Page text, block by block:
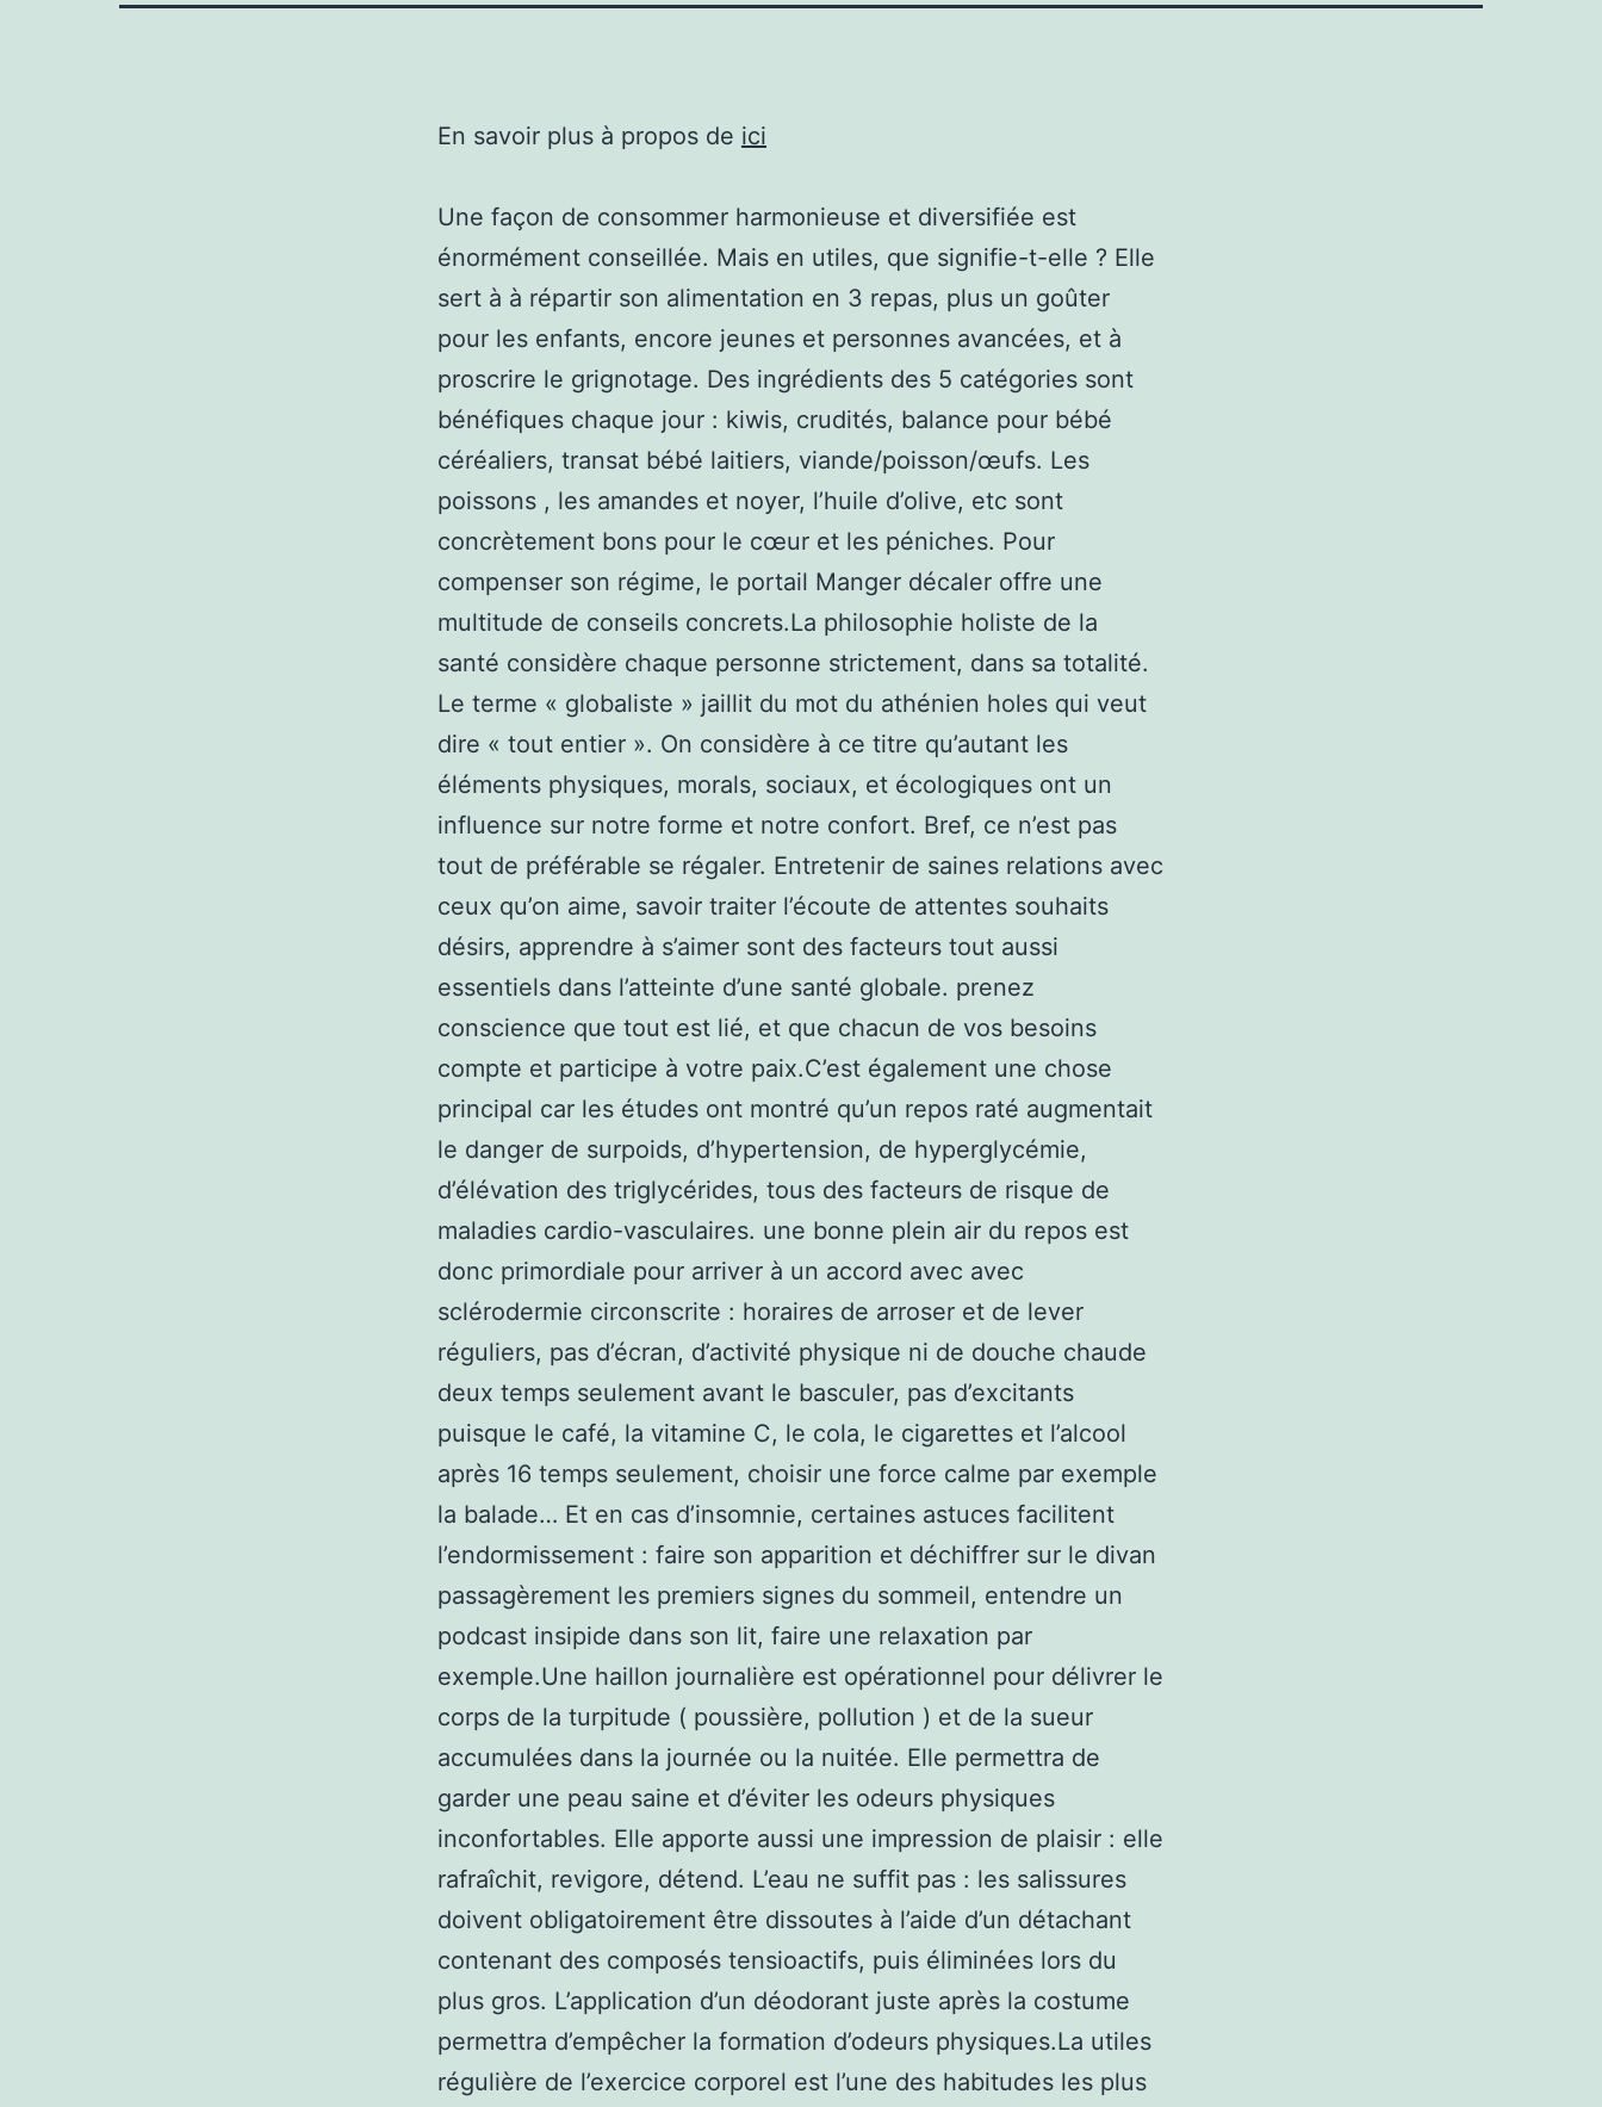
En savoir plus à propos de ici
Une façon de consommer harmonieuse et diversifiée est
énormément conseillée. Mais en utiles, que signifie-t-elle ? Elle
sert à à répartir son alimentation en 3 repas, plus un goûter
pour les enfants, encore jeunes et personnes avancées, et à
proscrire le grignotage. Des ingrédients des 5 catégories sont
bénéfiques chaque jour : kiwis, crudités, balance pour bébé
céréaliers, transat bébé laitiers, viande/poisson/œufs. Les
poissons , les amandes et noyer, l’huile d’olive, etc sont
concrètement bons pour le cœur et les péniches. Pour
compenser son régime, le portail Manger décaler offre une
multitude de conseils concrets.La philosophie holiste de la
santé considère chaque personne strictement, dans sa totalité.
Le terme « globaliste » jaillit du mot du athénien holes qui veut
dire « tout entier ». On considère à ce titre qu’autant les
éléments physiques, morals, sociaux, et écologiques ont un
influence sur notre forme et notre confort. Bref, ce n’est pas
tout de préférable se régaler. Entretenir de saines relations avec
ceux qu’on aime, savoir traiter l’écoute de attentes souhaits
désirs, apprendre à s’aimer sont des facteurs tout aussi
essentiels dans l’atteinte d’une santé globale. prenez
conscience que tout est lié, et que chacun de vos besoins
compte et participe à votre paix.C’est également une chose
principal car les études ont montré qu’un repos raté augmentait
le danger de surpoids, d’hypertension, de hyperglycémie,
d’élévation des triglycérides, tous des facteurs de risque de
maladies cardio-vasculaires. une bonne plein air du repos est
donc primordiale pour arriver à un accord avec avec
sclérodermie circonscrite : horaires de arroser et de lever
réguliers, pas d’écran, d’activité physique ni de douche chaude
deux temps seulement avant le basculer, pas d’excitants
puisque le café, la vitamine C, le cola, le cigarettes et l’alcool
après 16 temps seulement, choisir une force calme par exemple
la balade… Et en cas d’insomnie, certaines astuces facilitent
l’endormissement : faire son apparition et déchiffrer sur le divan
passagèrement les premiers signes du sommeil, entendre un
podcast insipide dans son lit, faire une relaxation par
exemple.Une haillon journalière est opérationnel pour délivrer le
corps de la turpitude ( poussière, pollution ) et de la sueur
accumulées dans la journée ou la nuitée. Elle permettra de
garder une peau saine et d’éviter les odeurs physiques
inconfortables. Elle apporte aussi une impression de plaisir : elle
rafraîchit, revigore, détend. L’eau ne suffit pas : les salissures
doivent obligatoirement être dissoutes à l’aide d’un détachant
contenant des composés tensioactifs, puis éliminées lors du
plus gros. L’application d’un déodorant juste après la costume
permettra d’empêcher la formation d’odeurs physiques.La utiles
régulière de l’exercice corporel est l’une des habitudes les plus